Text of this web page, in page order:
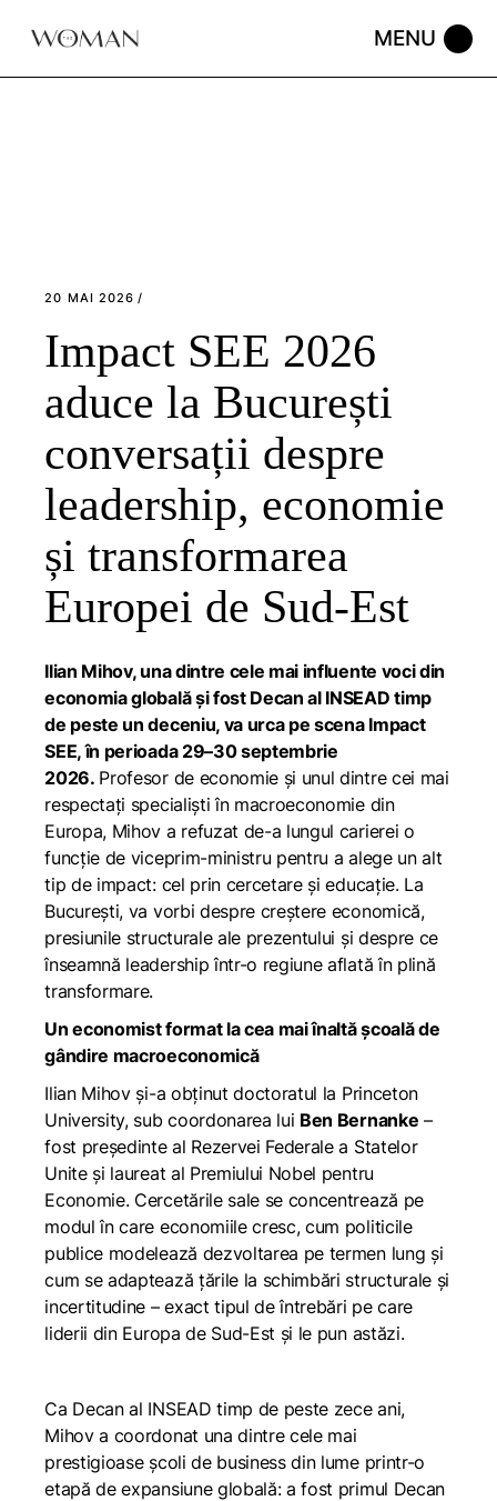
20 MAI 2026
Impact SEE 2026
aduce la București
conversații despre
leadership, economie
și transformarea
Europei de Sud-Est
Ilian Mihov, una dintre cele mai influente voci din
economia globală și fost Decan al INSEAD timp
de peste un deceniu, va urca pe scena Impact
SEE, în perioada 29–30 septembrie
2026. Profesor de economie și unul dintre cei mai
respectați specialiști în macroeconomie din
Europa, Mihov a refuzat de-a lungul carierei o
funcție de viceprim-ministru pentru a alege un alt
tip de impact: cel prin cercetare și educație. La
București, va vorbi despre creștere economică,
presiunile structurale ale prezentului și despre ce
înseamnă leadership într-o regiune aflată în plină
transformare.
Un economist format la cea mai înaltă școală de
gândire macroeconomică
Ilian Mihov și-a obținut doctoratul la Princeton
University, sub coordonarea lui Ben Bernanke –
fost președinte al Rezervei Federale a Statelor
Unite și laureat al Premiului Nobel pentru
Economie. Cercetările sale se concentrează pe
modul în care economiile cresc, cum politicile
publice modelează dezvoltarea pe termen lung și
cum se adaptează țările la schimbări structurale și
incertitudine – exact tipul de întrebări pe care
liderii din Europa de Sud-Est și le pun astăzi.
Ca Decan al INSEAD timp de peste zece ani,
Mihov a coordonat una dintre cele mai
prestigioase școli de business din lume printr-o
etapă de expansiune globală: a fost primul Decan